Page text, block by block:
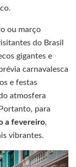
ou março
do Brasil
gigantes e
carnavalesca
e festas
atmosfera
para
a fevereiro,
vibrantes.